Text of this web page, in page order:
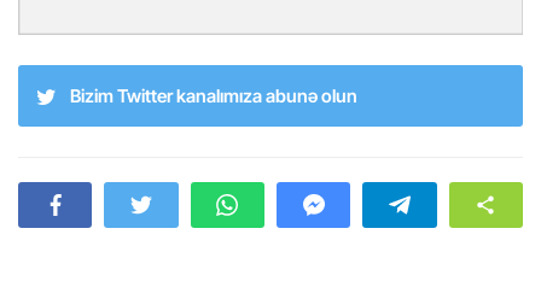
Bizim Twitter kanalımıza abunə olun